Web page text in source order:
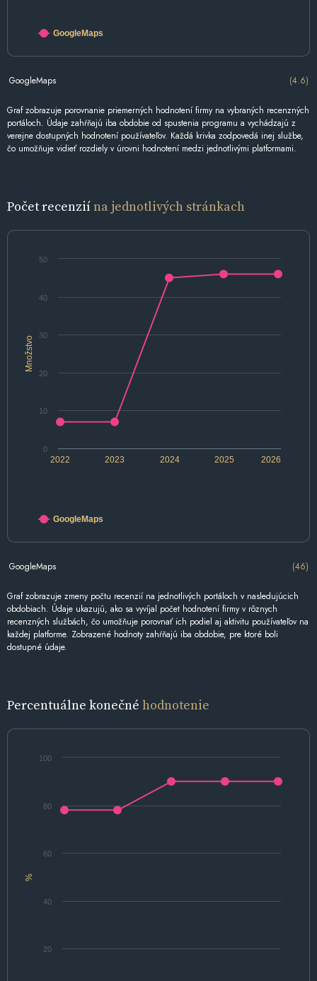
GoogleMaps
GoogleMaps (4.6)
Graf zobrazuje porovnanie priemerných hodnotení firmy na vybraných recenzných
portáloch. Údaje zahŕňajú iba obdobie od spustenia programu a vychádzajú z
verejne dostupných hodnotení používateľov. Každá krivka zodpovedá inej službe,
čo umožňuje vidieť rozdiely v úrovni hodnotení medzi jednotlivými platformami.
Počet recenziína jednotlivých stránkach
Množstvo
2022 2024 2026
2023 2025
0
10
20
30
40
50
GoogleMaps
GoogleMaps (46)
Graf zobrazuje zmeny počtu recenzií na jednotlivých portáloch v nasledujúcich
obdobiach. Údaje ukazujú, ako sa vyvíjal počet hodnotení firmy v rôznych
recenzných službách, čo umožňuje porovnať ich podiel aj aktivitu používateľov na
každej platforme. Zobrazené hodnoty zahŕňajú iba obdobie, pre ktoré boli
dostupné údaje.
Percentuálne konečné hodnotenie
%
20
40
60
80
100